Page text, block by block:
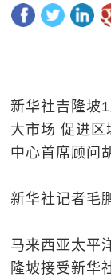
新华社吉隆坡
大市场 促进
中心首席顾问
新华社记者毛
马来西亚太平
隆坡接受新华